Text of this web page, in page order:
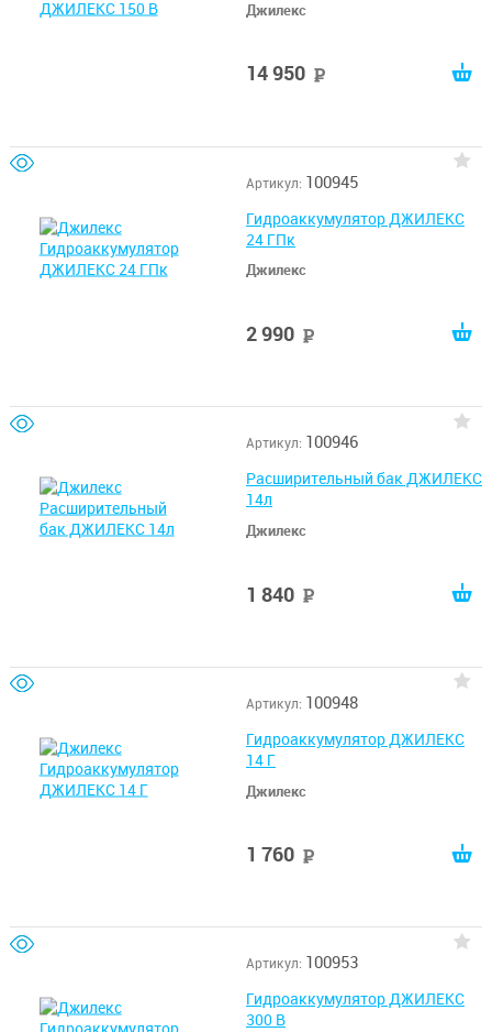
Джилекс
14 950
Артикул: 100945
Гидроаккумулятор ДЖИЛЕКС
24 ГПк
Джилекс
2 990
Артикул: 100946
Расширительный бак ДЖИЛЕКС
14л
Джилекс
1 840
Артикул: 100948
Гидроаккумулятор ДЖИЛЕКС
14 Г
Джилекс
1 760
Артикул: 100953
Гидроаккумулятор ДЖИЛЕКС
300 В